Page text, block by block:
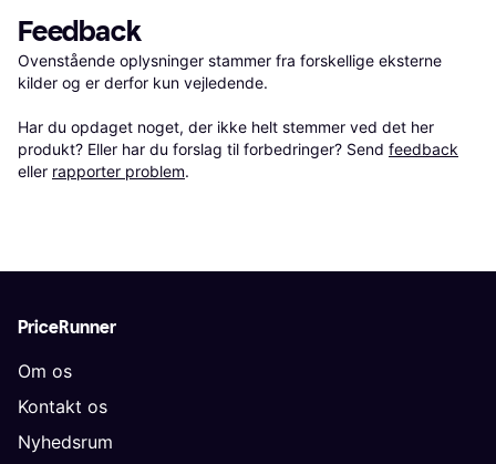
Feedback
Ovenstående oplysninger stammer fra forskellige eksterne
kilder og er derfor kun vejledende.
Har du opdaget noget, der ikke helt stemmer ved det her
produkt? Eller har du forslag til forbedringer? Send feedback
eller rapporter problem.
PriceRunner
Om os
Kontakt os
Nyhedsrum